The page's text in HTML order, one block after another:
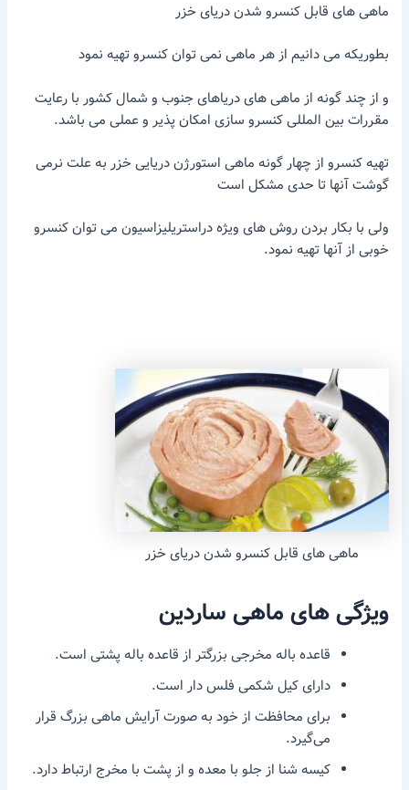
ماهی های قابل کنسرو شدن دریای خزر
بطوریکه می دانیم از هر ماهی نمی توان کنسرو تهیه نمود
و از چند گونه از ماهی های دریاهای جنوب و شمال کشور با رعایت
مقررات بین المللی کنسرو سازی امکان پذیر و عملی می باشد.
تهیه کنسرو از چهار گونه ماهی استورژن دریایی خزر به علت نرمی
گوشت آنها تا حدی مشکل است
ولی با بکار بردن روش های ویژه دراستریلیزاسیون می توان کنسرو
خوبی از آنها تهیه نمود.
ماهی های قابل کنسرو شدن دریای خزر
ویژگی های ماهی ساردین
قاعده باله مخرجی بزرگتر از قاعده باله پشتی است.
دارای کیل شکمی فلس دار است.
برای محافظت از خود به صورت آرایش ماهی بزرگ قرار
می‌گیرد.
کیسه شنا از جلو با معده و از پشت با مخرج ارتباط دارد.